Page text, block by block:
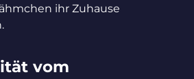
ihr Zuhause
vom